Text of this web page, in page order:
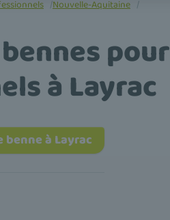
/Nouvelle-Aquitaine /
pour
à Layrac
benne à Layrac